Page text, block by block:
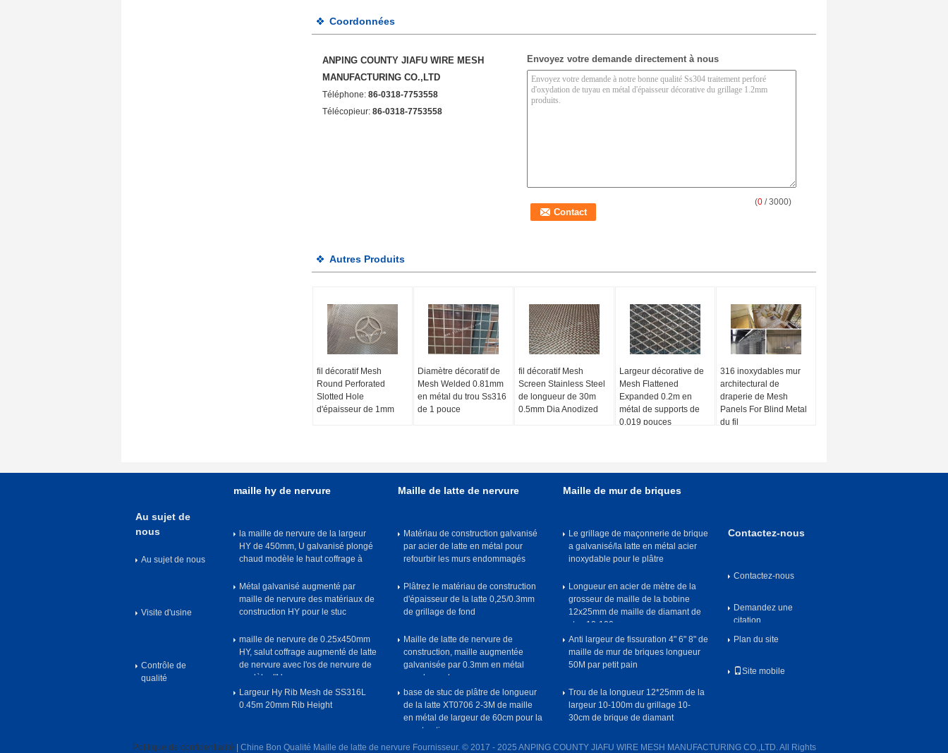
Coordonnées
ANPING COUNTY JIAFU WIRE MESH
MANUFACTURING CO.,LTD
Téléphone: 86-0318-7753558
Télécopieur: 86-0318-7753558
Envoyez votre demande directement à nous
(0 / 3000)
Autres Produits
fil décoratif Mesh
Round Perforated
Slotted Hole
d'épaisseur de 1mm
Diamètre décoratif de
Mesh Welded 0.81mm
en métal du trou Ss316
de 1 pouce
fil décoratif Mesh
Screen Stainless Steel
de longueur de 30m
0.5mm Dia Anodized
Largeur décorative de
Mesh Flattened
Expanded 0.2m en
métal de supports de
0,019 pouces
316 inoxydables mur
architectural de
draperie de Mesh
Panels For Blind Metal
du fil
Au sujet de
nous
Au sujet de nous
Visite d'usine
Contrôle de
qualité
maille hy de nervure
la maille de nervure de la largeur
HY de 450mm, U galvanisé plongé
chaud modèle le haut coffrage à
Métal galvanisé augmenté par
maille de nervure des matériaux de
construction HY pour le stuc
maille de nervure de 0.25x450mm
HY, salut coffrage augmenté de latte
de nervure avec l'os de nervure de
modèle d'U
Largeur Hy Rib Mesh de SS316L
0.45m 20mm Rib Height
Maille de latte de nervure
Matériau de construction galvanisé
par acier de latte en métal pour
refourbir les murs endommagés
Plâtrez le matériau de construction
d'épaisseur de la latte 0,25/0.3mm
de grillage de fond
Maille de latte de nervure de
construction, maille augmentée
galvanisée par 0.3mm en métal
pour le rendu
base de stuc de plâtre de longueur
de la latte XT0706 2-3M de maille
en métal de largeur de 60cm pour la
construction
Maille de mur de briques
Le grillage de maçonnerie de brique
a galvanisé/la latte en métal acier
inoxydable pour le plâtre
Longueur en acier de mètre de la
grosseur de maille de la bobine
12x25mm de maille de diamant de
stuc 10-100
Anti largeur de fissuration 4" 6" 8" de
maille de mur de briques longueur
50M par petit pain
Trou de la longueur 12*25mm de la
largeur 10-100m du grillage 10-
30cm de brique de diamant
Contactez-nous
Contactez-nous
Demandez une
citation
Plan du site
Site mobile
Politique de confidentialité | Chine Bon Qualité Maille de latte de nervure Fournisseur. © 2017 - 2025 ANPING COUNTY JIAFU WIRE MESH MANUFACTURING CO.,LTD. All Rights